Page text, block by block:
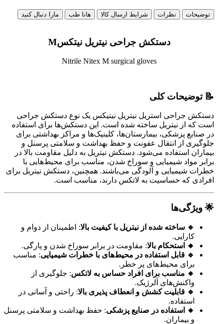
توضیحات نظرات شرایط ارسال کالا هانا طب مارا دنبال کنید
دستکش جراحی نیتریل نیتکسM
Nitrile Nitex M surgical gloves
📝 توضیحات کلی
دستکش جراحی استریل نیتریل نیتیکس یک نوع دستکش جراحی
است که از نیتریل ساخته شده است. این دستکش‌ها برای استفاده
در صنایع پزشکی، بیمارستان‌ها، کلینیک‌ها و مراکز بهداشتی برای
جلوگیری از انتقال عفونت و حفظ بهداشت و سلامتی پرسنل و
بیماران استفاده می‌شود. دستکش نیتریل به دلیل مقاومت بالا در
برابر مواد شیمیایی و سوراخ شدن، مناسب برای محیط‌هایی با
خطرات شیمیایی و آلودگی می‌باشند. همچنین، دستکش نیتریل برای
افرادی که حساسیت به لاتکس دارند، مناسب است.
🌟 ویژگی‌ها
🔹 ساخته شده از نیتریل با کیفیت بالا: اطمینان از دوام و
کارایی.
🔸 استحکام بالا: مقاومت در برابر سوراخ شدن و پارگی.
🔹 قابل استفاده در محیط‌های با خطرات شیمیایی: مناسب
برای محیط‌های پر خطر.
🔸 مناسب برای افراد حساس به لاتکس: جلوگیری از
واکنش‌های آلرژیک.
🔹 قابلیت کشش و انعطاف پذیری بالا: راحتی و آسانی در
استفاده.
🔸 استفاده در صنایع پزشکی: حفظ بهداشت و سلامتی پرسنل
و بیماران.